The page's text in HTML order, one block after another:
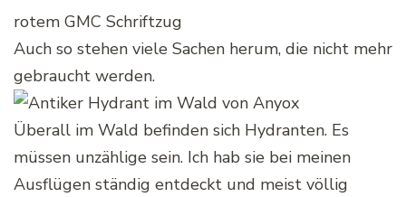
Auch so stehen viele Sachen herum, die nicht mehr
gebraucht werden.
Überall im Wald befinden sich Hydranten. Es
müssen unzählige sein. Ich hab sie bei meinen
Ausflügen ständig entdeckt und meist völlig